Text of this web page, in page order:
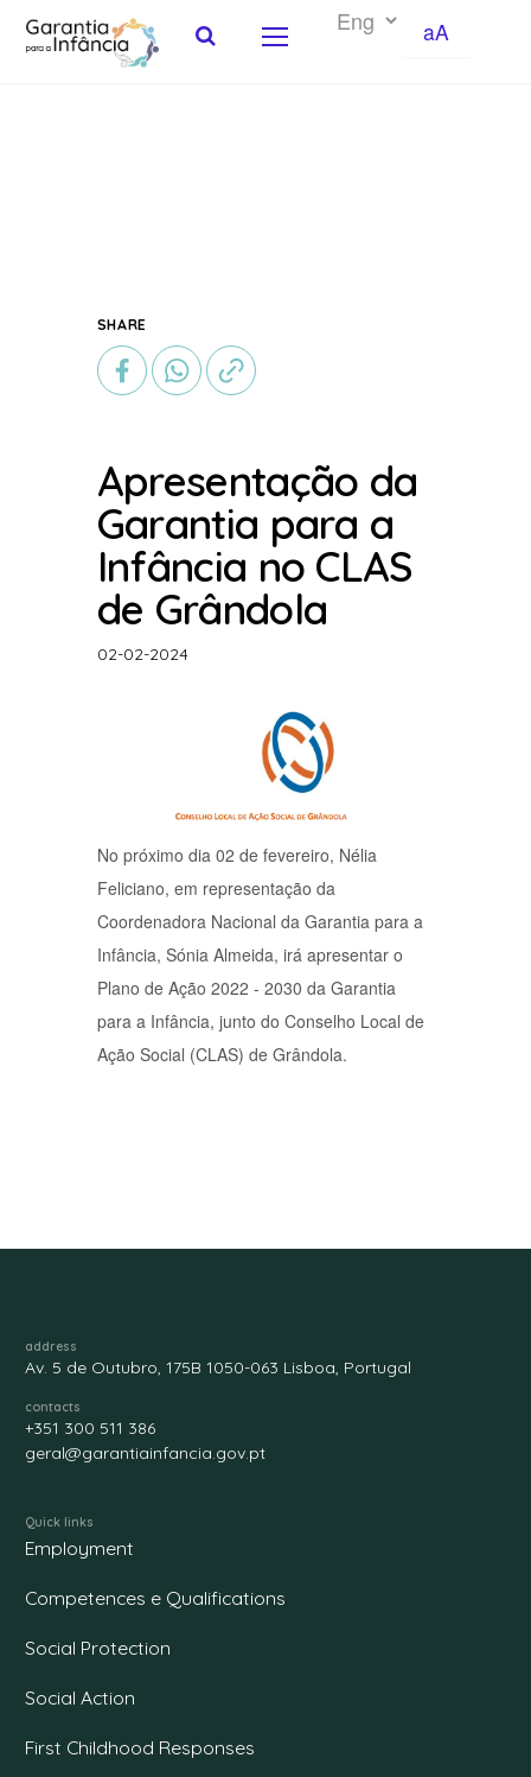
aA
SHARE
Apresentação da
Garantia para a
Infância no CLAS
de Grândola
02-02-2024
No próximo dia 02 de fevereiro, Nélia
Feliciano, em representação da
Coordenadora Nacional da Garantia para a
Infância, Sónia Almeida, irá apresentar o
Plano de Ação 2022 - 2030 da Garantia
para a Infância, junto do Conselho Local de
Ação Social (CLAS) de Grândola.
address
Av. 5 de Outubro, 175B 1050-063 Lisboa, Portugal
contacts
+351 300 511 386
geral@garantiainfancia.gov.pt
Quick links
Employment
Competences e Qualifications
Social Protection
Social Action
First Childhood Responses